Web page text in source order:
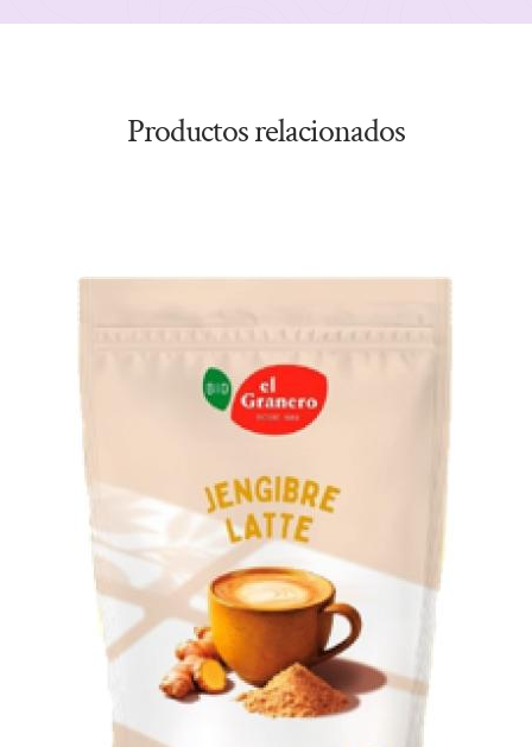
Productos relacionados